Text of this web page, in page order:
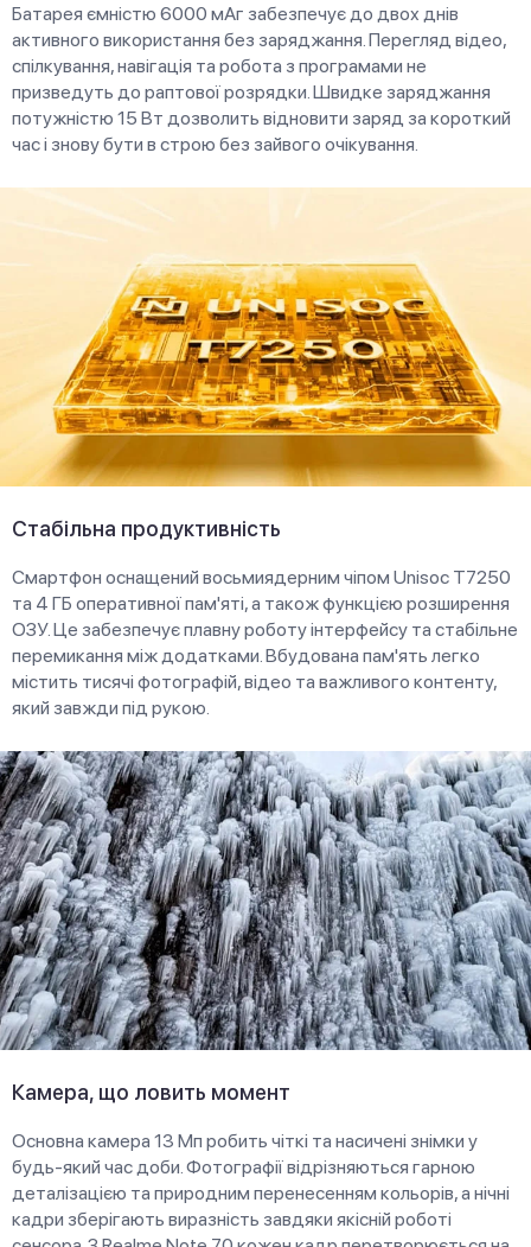
Батарея ємністю 6000 мАг забезпечує до двох днів
активного використання без заряджання. Перегляд відео,
спілкування, навігація та робота з програмами не
призведуть до раптової розрядки. Швидке заряджання
потужністю 15 Вт дозволить відновити заряд за короткий
час і знову бути в строю без зайвого очікування.
Стабільна продуктивність
Смартфон оснащений восьмиядерним чіпом Unisoc T7250
та 4 ГБ оперативної пам'яті, а також функцією розширення
ОЗУ. Це забезпечує плавну роботу інтерфейсу та стабільне
перемикання між додатками. Вбудована пам'ять легко
містить тисячі фотографій, відео та важливого контенту,
який завжди під рукою.
Камера, що ловить момент
Основна камера 13 Мп робить чіткі та насичені знімки у
будь-який час доби. Фотографії відрізняються гарною
деталізацією та природним перенесенням кольорів, а нічні
кадри зберігають виразність завдяки якісній роботі